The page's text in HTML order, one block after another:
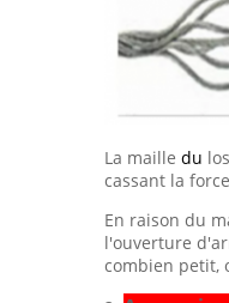
La maille du
cassant la
En raison du
l'ouverture
combien petit,